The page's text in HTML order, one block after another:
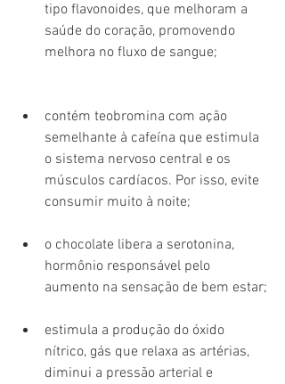
tipo flavonoides, que melhoram a
saúde do coração, promovendo
melhora no fluxo de sangue;
contém teobromina com ação
semelhante à cafeína que estimula
o sistema nervoso central e os
músculos cardíacos. Por isso, evite
consumir muito à noite;
o chocolate libera a serotonina,
hormônio responsável pelo
aumento na sensação de bem estar;
estimula a produção do óxido
nítrico, gás que relaxa as artérias,
diminui a pressão arterial e